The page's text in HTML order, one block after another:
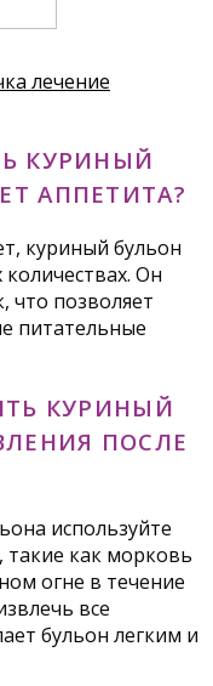
лечение
КУРИНЫЙ
АППЕТИТА?
куриный бульон
Он
что позволяет
питательные
КУРИНЫЙ
ПОСЛЕ
используйте
как морковь
огне в течение
все
бульон легким и